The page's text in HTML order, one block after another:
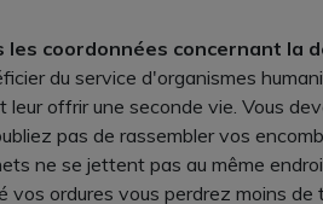
les coordonnées concernant la
du service d'organismes
leur offrir une seconde vie. Vous
pas de rassembler vos
ne se jettent pas au même
vos ordures vous perdrez moins